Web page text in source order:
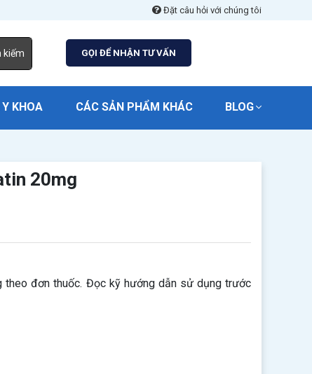
Đặt câu hỏi với chúng tôi
kiếm GỌI ĐỂ NHẬN TƯ VẤN
KHOA CÁC SẢN PHẨM KHÁC BLOG
20mg
theo đơn thuốc. Đọc kỹ hướng dẫn sử dụng trước